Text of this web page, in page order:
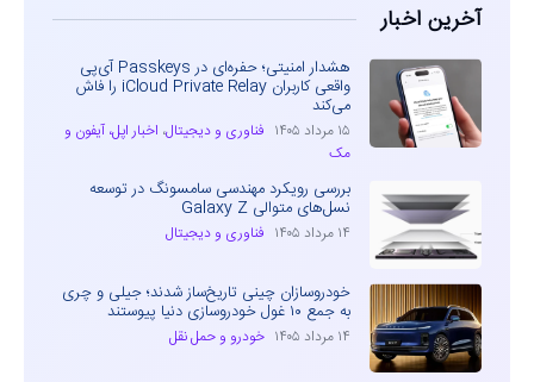
آخرین اخبار
هشدار امنیتی؛ حفره‌ای در Passkeys آی‌پی
واقعی کاربران iCloud Private Relay را فاش
می‌کند
۱۵ مرداد ۱۴۰۵ فناوری و دیجیتال، اخبار اپل، آیفون و
مک
بررسی رویکرد مهندسی سامسونگ در توسعه
نسل‌های متوالی Galaxy Z
۱۴ مرداد ۱۴۰۵ فناوری و دیجیتال
خودروسازان چینی تاریخ‌ساز شدند؛ جیلی و چری
به جمع ۱۰ غول خودروسازی دنیا پیوستند
۱۴ مرداد ۱۴۰۵ خودرو و حمل نقل